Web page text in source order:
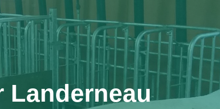
Landerneau